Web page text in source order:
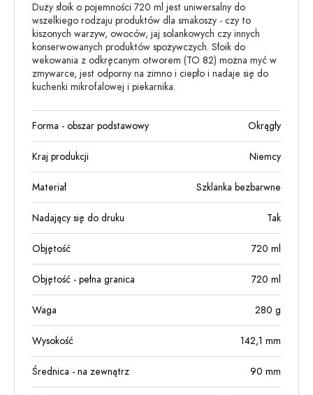
Duży słoik o pojemności 720 ml jest uniwersalny do
wszelkiego rodzaju produktów dla smakoszy - czy to
kiszonych warzyw, owoców, jaj solankowych czy innych
konserwowanych produktów spożywczych. Słoik do
wekowania z odkręcanym otworem (TO 82) można myć w
zmywarce, jest odporny na zimno i ciepło i nadaje się do
kuchenki mikrofalowej i piekarnika.
Forma - obszar podstawowy Okrągły
Kraj produkcji Niemcy
Materiał Szklanka bezbarwne
Nadający się do druku Tak
Objętość 720 ml
Objętość - pełna granica 720 ml
Waga 280 g
Wysokość 142,1 mm
Średnica - na zewnątrz 90 mm